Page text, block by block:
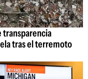
transparencia
tras el terremoto